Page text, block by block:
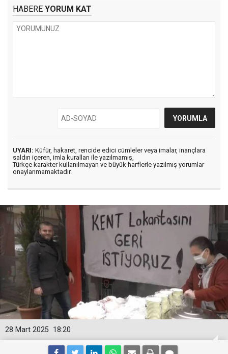
HABERE YORUM KAT
UYARI: Küfür, hakaret, rencide edici cümleler veya imalar, inançlara
saldırı içeren, imla kuralları ile yazılmamış,
Türkçe karakter kullanılmayan ve büyük harflerle yazılmış yorumlar
onaylanmamaktadır.
18:20
28 Mart 2025